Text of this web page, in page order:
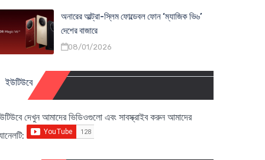
অনারের আল্ট্রা-স্লিম ফোল্ডেবল ফোন ‘ম্যাজিক ভি৬’
দেশের বাজারে
08/01/2026
ইউটিউবে
দেখুন আমাদের ভিডিওগুলো এবং সাবস্ক্রাইব করুন আমাদের